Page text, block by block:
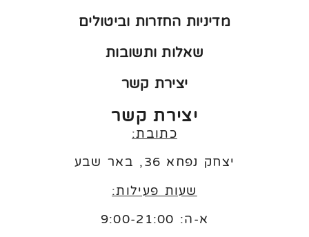
מדיניות החזרות וביטולים
שאלות ותשובות
יצירת קשר
יצירת קשר
כתובת:
יצחק נפחא 36, באר שבע
שעות פעילות:
א-ה: 9:00-21:00